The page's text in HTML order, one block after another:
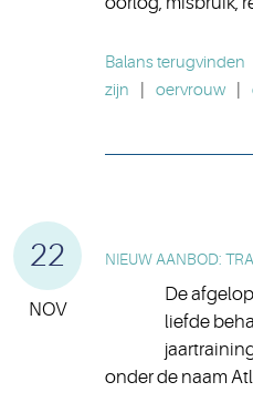
Balans terugvinden
zijn
oervrouw
22
NOV
NIEUW AANBOD:
De
liefde
onder de naam